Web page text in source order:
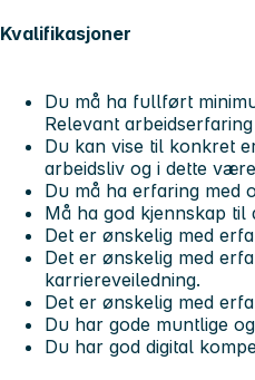
Kvalifikasjoner
Du må ha fullført
Relevant
Du kan vise til konkret
arbeidsliv og i dette
Du må ha erfaring med
Må ha god kjennskap
Det er ønskelig med
Det er ønskelig med
karriereveiledning.
Det er ønskelig med
Du har gode muntlige
Du har god digital